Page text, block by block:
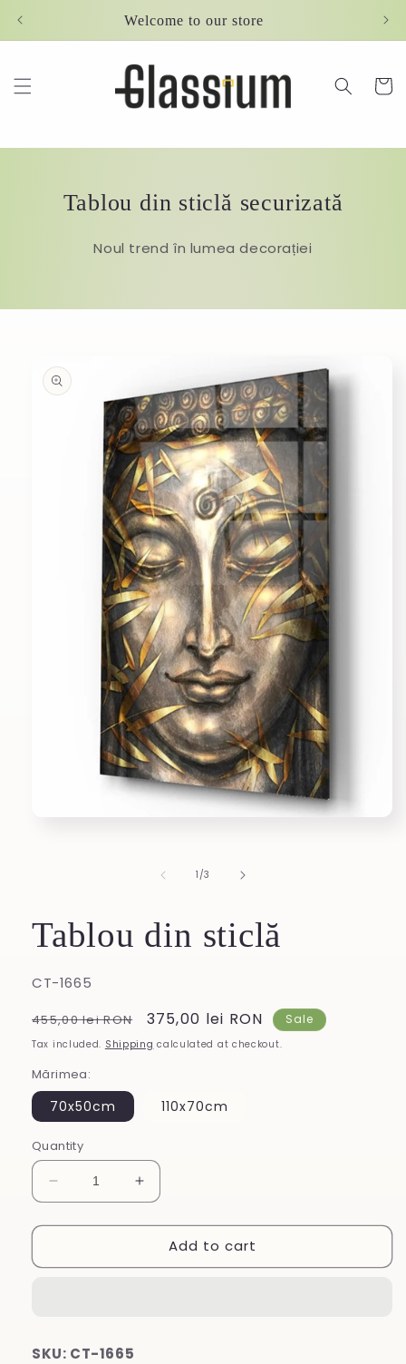
Welcome to our store
Cart
Tablou din sticlă securizată
Noul trend în lumea decorației
product
information
1 /of
3
Tablou din sticlă
SKU:
CT-1665
Regular
price
455,00 lei RON
Sale
price
375,00 lei RON Sale
Tax included. Shipping calculated at checkout.
Mărimea:
70x50cm 110x70cm
Quantity
Decrease
quantity
for
din
Increase
quantity
for
Tablou
din
Add to cart
SKU: CT-1665